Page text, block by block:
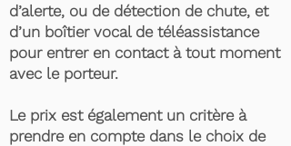
d’alerte, ou de détection de chute, et
d’un boîtier vocal de téléassistance
pour entrer en contact à tout moment
avec le porteur.
Le prix est également un critère à
prendre en compte dans le choix de